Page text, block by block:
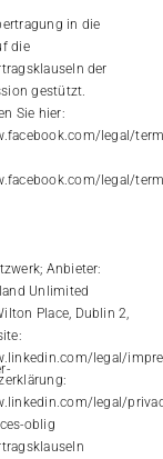
in die
die
der
gestützt.
Sie hier:
legal/
legal/
Anbieter:
Unlimited
Place, Dublin 2,
legal/
legal/
oblig